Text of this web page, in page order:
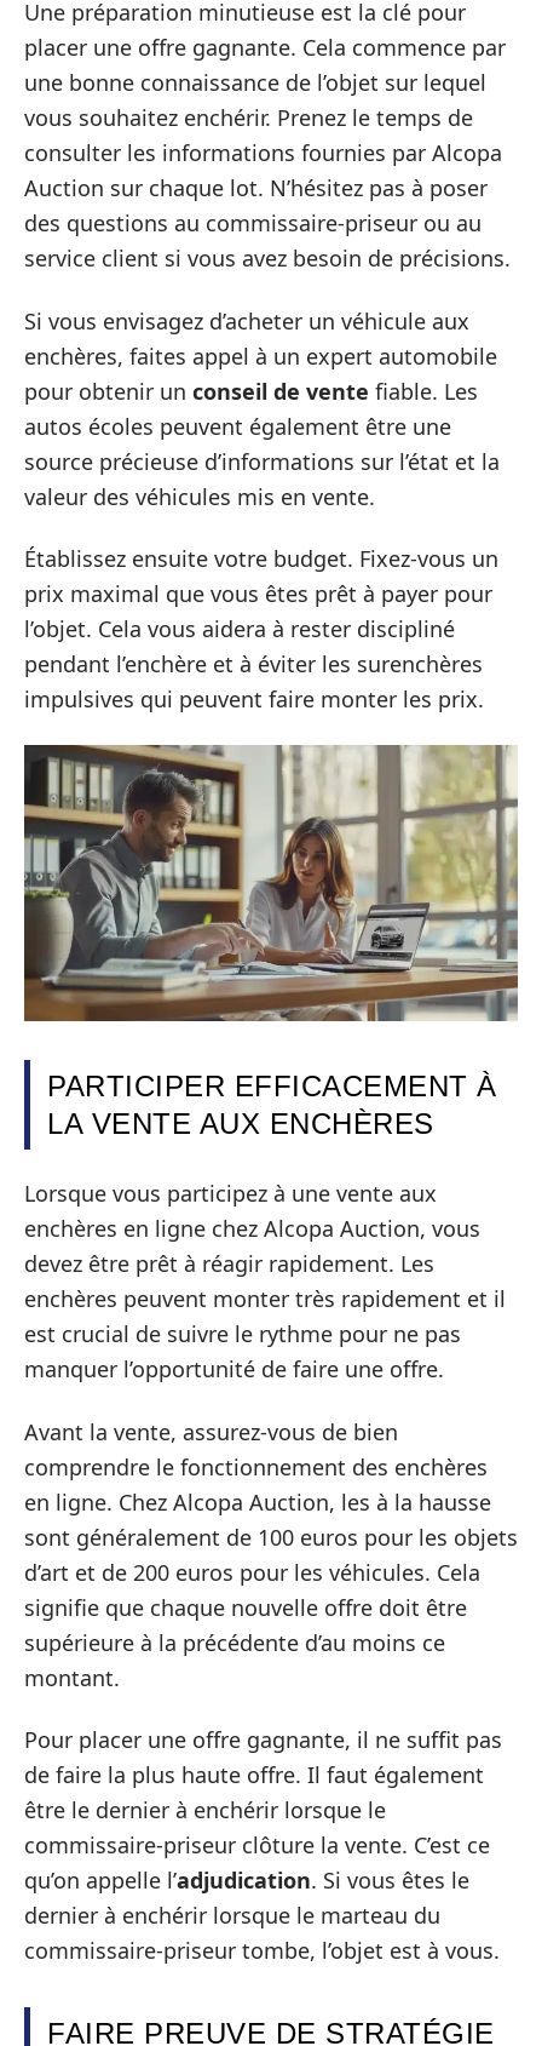
Une préparation minutieuse est la clé pour
placer une offre gagnante. Cela commence par
une bonne connaissance de l’objet sur lequel
vous souhaitez enchérir. Prenez le temps de
consulter les informations fournies par Alcopa
Auction sur chaque lot. N’hésitez pas à poser
des questions au commissaire-priseur ou au
service client si vous avez besoin de précisions.
Si vous envisagez d’acheter un véhicule aux
enchères, faites appel à un expert automobile
pour obtenir un conseil de vente fiable. Les
autos écoles peuvent également être une
source précieuse d’informations sur l’état et la
valeur des véhicules mis en vente.
Établissez ensuite votre budget. Fixez-vous un
prix maximal que vous êtes prêt à payer pour
l’objet. Cela vous aidera à rester discipliné
pendant l’enchère et à éviter les surenchères
impulsives qui peuvent faire monter les prix.
PARTICIPER EFFICACEMENT À
LA VENTE AUX ENCHÈRES
Lorsque vous participez à une vente aux
enchères en ligne chez Alcopa Auction, vous
devez être prêt à réagir rapidement. Les
enchères peuvent monter très rapidement et il
est crucial de suivre le rythme pour ne pas
manquer l’opportunité de faire une offre.
Avant la vente, assurez-vous de bien
comprendre le fonctionnement des enchères
en ligne. Chez Alcopa Auction, les à la hausse
sont généralement de 100 euros pour les objets
d’art et de 200 euros pour les véhicules. Cela
signifie que chaque nouvelle offre doit être
supérieure à la précédente d’au moins ce
montant.
Pour placer une offre gagnante, il ne suffit pas
de faire la plus haute offre. Il faut également
être le dernier à enchérir lorsque le
commissaire-priseur clôture la vente. C’est ce
qu’on appelle l’adjudication. Si vous êtes le
dernier à enchérir lorsque le marteau du
commissaire-priseur tombe, l’objet est à vous.
FAIRE PREUVE DE STRATÉGIE